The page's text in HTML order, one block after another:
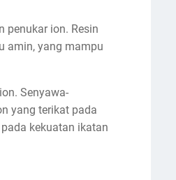
penukar ion. Resin
amin, yang mampu
Senyawa-
yang terikat pada
kekuatan ikatan